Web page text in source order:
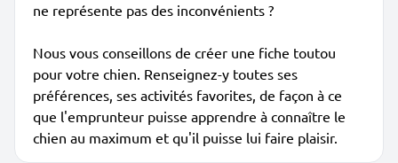
ne représente pas des inconvénients ?
Nous vous conseillons de créer une fiche toutou
pour votre chien. Renseignez-y toutes ses
préférences, ses activités favorites, de façon à ce
que l'emprunteur puisse apprendre à connaître le
chien au maximum et qu'il puisse lui faire plaisir.